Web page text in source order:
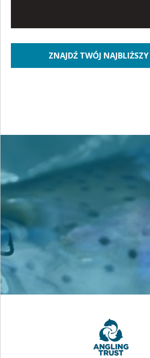
ZNAJDŹ TWÓJ NAJBLIŻSZY